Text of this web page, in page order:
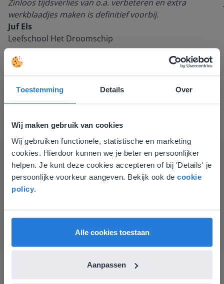
Toestemming Details Over
Wij maken gebruik van cookies
Wij gebruiken functionele, statistische en marketing
cookies. Hierdoor kunnen we je beter en persoonlijker
helpen. Je kunt deze cookies accepteren of bij 'Details' je
persoonlijke voorkeur aangeven. Bekijk ook de cookie
policy
Alle cookies toestaan
Aanpassen
Zinloos tijdsverlies van o.a. verbeteren en extra
werkblaadjes maken is definitief voorbij.
Juf Els
Leefschool Het Droomschip
Ontdek meer!
Woordzoeker
Deze website komt niet
overeen met je locatie
Gezien je locatie, denken we dat je misschien
liever naar de website voor English gaat. Hier
English
Vlaanderen